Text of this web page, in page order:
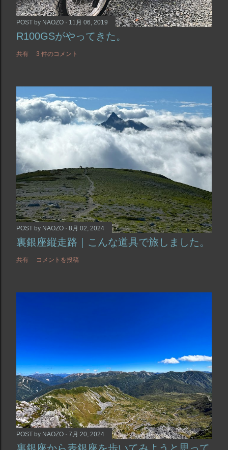
POST by NAOZO 11月 06, 2019
R100GSがやってきた。
共有 3 件のコメント
POST by NAOZO 8月 02, 2024
裏銀座縦走路｜こんな道具で旅しました。
共有 コメントを投稿
POST by NAOZO 7月 20, 2024